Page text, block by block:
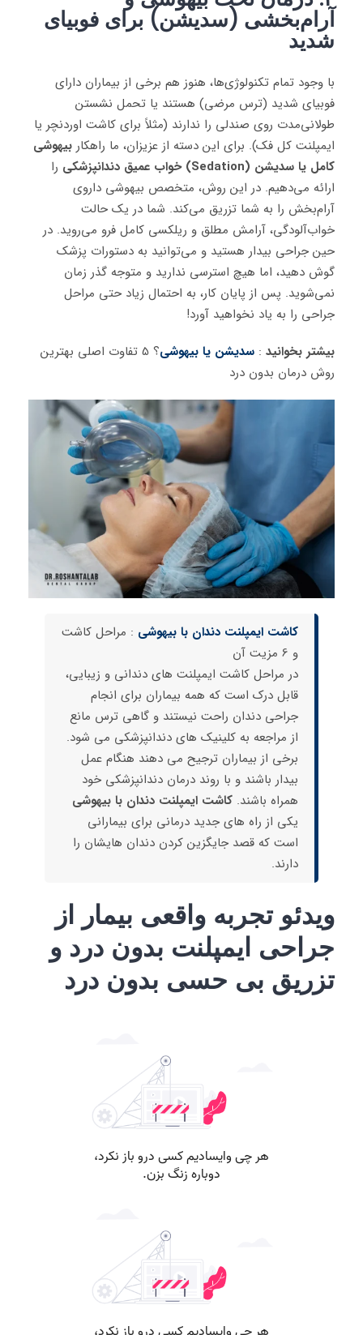
آرام‌بخشی (سدیشن) برای فوبیای
شدید
با وجود تمام تکنولوژی‌ها، هنوز هم برخی از بیماران دارای
فوبیای شدید (ترس مرضی) هستند یا تحمل نشستن
طولانی‌مدت روی صندلی را ندارند (مثلاً برای کاشت اوردنچر یا
ایمپلنت کل فک). برای این دسته از عزیزان، ما راهکار بیهوشی
کامل یا سدیشن (Sedation) خواب عمیق دندانپزشکی
را
ارائه می‌دهیم. در این روش، متخصص بیهوشی داروی
آرام‌بخش را به شما تزریق می‌کند. شما در یک حالت
خواب‌آلودگی، آرامش مطلق و ریلکسی کامل فرو می‌روید. در
حین جراحی بیدار هستید و می‌توانید به دستورات پزشک
گوش دهید، اما هیچ استرسی ندارید و متوجه گذر زمان
نمی‌شوید. پس از پایان کار، به احتمال زیاد حتی مراحل
جراحی را به یاد نخواهید آورد!
بیشتر بخوانید : سدیشن یا بیهوشی
؟ 5 تفاوت اصلی بهترین
روش درمان بدون درد
کاشت ایمپلنت دندان با بیهوشی : مراحل کاشت
و 6 مزیت آن
در مراحل کاشت ایمپلنت های دندانی و زیبایی،
قابل درک است که همه بیماران برای انجام
جراحی دندان راحت نیستند و گاهی ترس مانع
از مراجعه به کلینیک های دندانپزشکی می شود.
برخی از بیماران ترجیح می دهند هنگام عمل
بیدار باشند و با روند درمان دندانپزشکی خود
همراه باشند. کاشت ایمپلنت دندان با بیهوشی
یکی از راه های جدید درمانی برای بیمارانی
است که قصد جایگزین کردن دندان هایشان را
دارند.
ویدئو تجربه واقعی بیمار از
جراحی ایمپلنت بدون درد و
تزریق بی حسی بدون درد